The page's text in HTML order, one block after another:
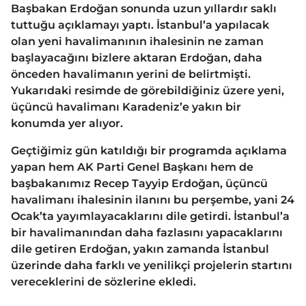
Başbakan Erdoğan sonunda uzun yıllardır saklı
tuttuğu açıklamayı yaptı. İstanbul’a yapılacak
olan yeni havalimanının ihalesinin ne zaman
başlayacağını bizlere aktaran Erdoğan, daha
önceden havalimanın yerini de belirtmişti.
Yukarıdaki resimde de görebildiğiniz üzere yeni,
üçüncü havalimanı Karadeniz’e yakın bir
konumda yer alıyor.
Geçtiğimiz gün katıldığı bir programda açıklama
yapan hem AK Parti Genel Başkanı hem de
başbakanımız Recep Tayyip Erdoğan, üçüncü
havalimanı ihalesinin ilanını bu perşembe, yani 24
Ocak’ta yayımlayacaklarını dile getirdi. İstanbul’a
bir havalimanından daha fazlasını yapacaklarını
dile getiren Erdoğan, yakın zamanda İstanbul
üzerinde daha farklı ve yenilikçi projelerin startını
vereceklerini de sözlerine ekledi.